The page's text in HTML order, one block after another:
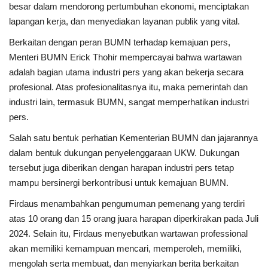
besar dalam mendorong pertumbuhan ekonomi, menciptakan
lapangan kerja, dan menyediakan layanan publik yang vital.
Berkaitan dengan peran BUMN terhadap kemajuan pers,
Menteri BUMN Erick Thohir mempercayai bahwa wartawan
adalah bagian utama industri pers yang akan bekerja secara
profesional. Atas profesionalitasnya itu, maka pemerintah dan
industri lain, termasuk BUMN, sangat memperhatikan industri
pers.
Salah satu bentuk perhatian Kementerian BUMN dan jajarannya
dalam bentuk dukungan penyelenggaraan UKW. Dukungan
tersebut juga diberikan dengan harapan industri pers tetap
mampu bersinergi berkontribusi untuk kemajuan BUMN.
Firdaus menambahkan pengumuman pemenang yang terdiri
atas 10 orang dan 15 orang juara harapan diperkirakan pada Juli
2024. Selain itu, Firdaus menyebutkan wartawan professional
akan memiliki kemampuan mencari, memperoleh, memiliki,
mengolah serta membuat, dan menyiarkan berita berkaitan